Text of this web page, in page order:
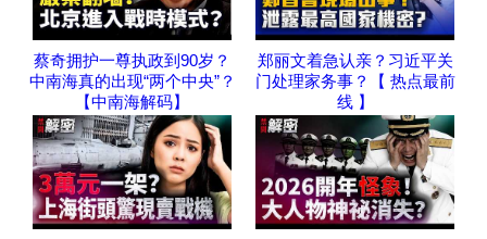
蔡奇拥护一尊执政到90岁？
中南海真的出现“两个中央”？
【中南海解码】
郑丽文着急认亲？习近平关
门处理家务事？【 热点最前
线 】